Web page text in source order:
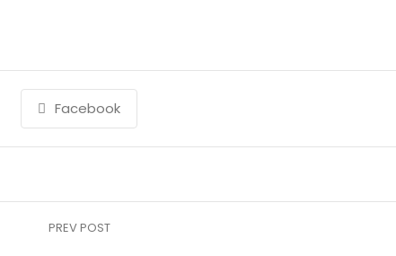
Facebook
PREV POST